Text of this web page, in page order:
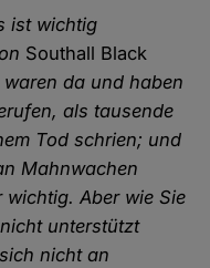
ist wichtig
Southall Black
da und haben
als tausende
Tod schrien; und
Mahnwachen
Aber wie Sie
unterstützt
nicht an